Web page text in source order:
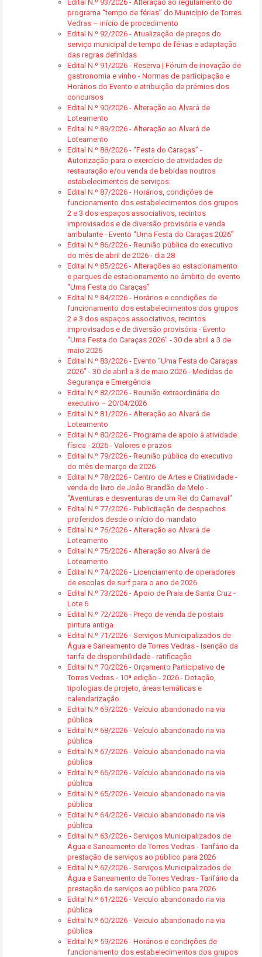
Edital N.º 93/2026 - Alteração ao regulamento do
programa “tempo de férias” do Município de Torres
Vedras – início de procedimento
Edital N.º 92/2026 - Atualização de preços do
serviço municipal de tempo de férias e adaptação
das regras definidas
Edital N.º 91/2026 - Reserva | Fórum de inovação de
gastronomia e vinho - Normas de participação e
Horários do Evento e atribuição de prémios dos
concursos
Edital N.º 90/2026 - Alteração ao Alvará de
Loteamento
Edital N.º 89/2026 - Alteração ao Alvará de
Loteamento
Edital N.º 88/2026 - “Festa do Caraças” -
Autorização para o exercício de atividades de
restauração e/ou venda de bebidas noutros
estabelecimentos de serviços:
Edital N.º 87/2026 - Horários, condições de
funcionamento dos estabelecimentos dos grupos
2 e 3 dos espaços associativos, recintos
improvisados e de diversão provisória e venda
ambulante - Evento “Uma Festa do Caraças 2026”
Edital N.º 86/2026 - Reunião pública do executivo
do mês de abril de 2026 - dia 28
Edital N.º 85/2026 - Alterações ao estacionamento
e parques de estacionamento no âmbito do evento
“Uma Festa do Caraças”
Edital N.º 84/2026 - Horários e condições de
funcionamento dos estabelecimentos dos grupos
2 e 3 dos espaços associativos, recintos
improvisados e de diversão provisória - Evento
“Uma Festa do Caraças 2026” - 30 de abril a 3 de
maio 2026
Edital N.º 83/2026 - Evento “Uma Festa do Caraças
2026” - 30 de abril a 3 de maio 2026 - Medidas de
Segurança e Emergência
Edital N.º 82/2026 - Reunião extraordinária do
executivo – 20/04/2026
Edital N.º 81/2026 - Alteração ao Alvará de
Loteamento
Edital N.º 80/2026 - Programa de apoio à atividade
física - 2026 - Valores e prazos
Edital N.º 79/2026 - Reunião pública do executivo
do mês de março de 2026
Edital N.º 78/2026 - Centro de Artes e Criatividade -
venda do livro de João Brandão de Melo -
"Aventuras e desventuras de um Rei do Carnaval"
Edital N.º 77/2026 - Publicitação de despachos
proferidos desde o início do mandato
Edital N.º 76/2026 - Alteração ao Alvará de
Loteamento
Edital N.º 75/2026 - Alteração ao Alvará de
Loteamento
Edital N.º 74/2026 - Licenciamento de operadores
de escolas de surf para o ano de 2026
Edital N.º 73/2026 - Apoio de Praia de Santa Cruz -
Lote 6
Edital N.º 72/2026 - Preço de venda de postais
pintura antiga
Edital N.º 71/2026 - Serviços Municipalizados de
Água e Saneamento de Torres Vedras - Isenção da
tarifa de disponibilidade - ratificação
Edital N.º 70/2026 - Orçamento Participativo de
Torres Vedras - 10ª edição - 2026 - Dotação,
tipologias de projeto, áreas temáticas e
calendarização
Edital N.º 69/2026 - Veículo abandonado na via
pública
Edital N.º 68/2026 - Veículo abandonado na via
pública
Edital N.º 67/2026 - Veículo abandonado na via
pública
Edital N.º 66/2026 - Veículo abandonado na via
pública
Edital N.º 65/2026 - Veiculo abandonado na via
pública
Edital N.º 64/2026 - Veiculo abandonado na via
pública
Edital N.º 63/2026 - Serviços Municipalizados de
Água e Saneamento de Torres Vedras - Tarifário da
prestação de serviços ao público para 2026
Edital N.º 62/2026 - Serviços Municipalizados de
Água e Saneamento de Torres Vedras - Tarifário da
prestação de serviços ao público para 2026
Edital N.º 61/2026 - Veiculo abandonado na via
pública
Edital N.º 60/2026 - Veiculo abandonado na via
pública
Edital N.º 59/2026 - Horários e condições de
funcionamento dos estabelecimentos dos grupos